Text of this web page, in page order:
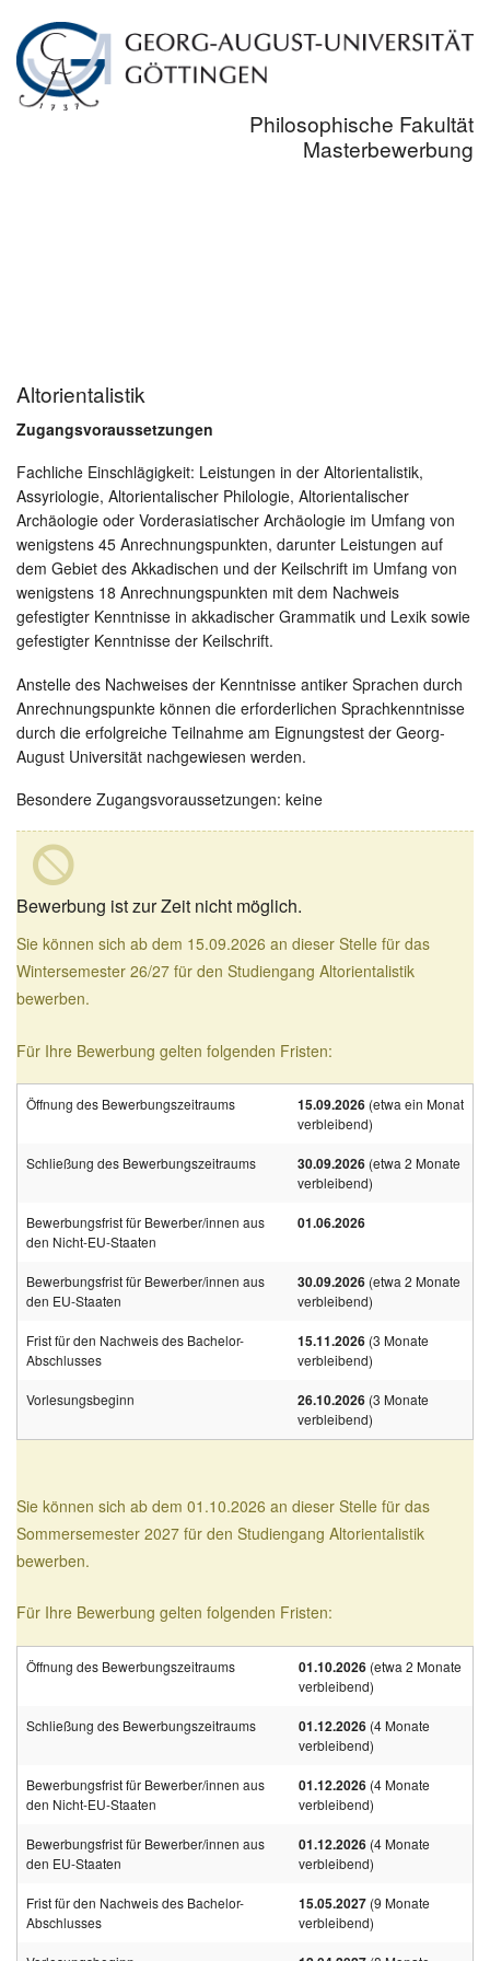
Philosophische Fakultät
Masterbewerbung
Altorientalistik
Zugangsvoraussetzungen
Fachliche Einschlägigkeit: Leistungen in der Altorientalistik,
Assyriologie, Altorientalischer Philologie, Altorientalischer
Archäologie oder Vorderasiatischer Archäologie im Umfang von
wenigstens 45 Anrechnungspunkten, darunter Leistungen auf
dem Gebiet des Akkadischen und der Keilschrift im Umfang von
wenigstens 18 Anrechnungspunkten mit dem Nachweis
gefestigter Kenntnisse in akkadischer Grammatik und Lexik sowie
gefestigter Kenntnisse der Keilschrift.
Anstelle des Nachweises der Kenntnisse antiker Sprachen durch
Anrechnungspunkte können die erforderlichen Sprachkenntnisse
durch die erfolgreiche Teilnahme am Eignungstest der Georg-
August Universität nachgewiesen werden.
Besondere Zugangsvoraussetzungen: keine
Bewerbung ist zur Zeit nicht möglich.
Sie können sich ab dem 15.09.2026 an dieser Stelle für das
Wintersemester 26/27 für den Studiengang Altorientalistik
bewerben.
Für Ihre Bewerbung gelten folgenden Fristen:
Öffnung des Bewerbungszeitraums 15.09.2026(etwa ein Monat
verbleibend)
Schließung des Bewerbungszeitraums 30.09.2026(etwa 2 Monate
verbleibend)
Bewerbungsfrist für Bewerber/innen aus
den Nicht-EU-Staaten
01.06.2026
Bewerbungsfrist für Bewerber/innen aus
den EU-Staaten
30.09.2026(etwa 2 Monate
verbleibend)
Frist für den Nachweis des Bachelor-
Abschlusses
15.11.2026(3 Monate
verbleibend)
Vorlesungsbeginn 26.10.2026(3 Monate
verbleibend)
Sie können sich ab dem 01.10.2026 an dieser Stelle für das
Sommersemester 2027 für den Studiengang Altorientalistik
bewerben.
Für Ihre Bewerbung gelten folgenden Fristen:
Öffnung des Bewerbungszeitraums 01.10.2026(etwa 2 Monate
verbleibend)
Schließung des Bewerbungszeitraums 01.12.2026(4 Monate
verbleibend)
Bewerbungsfrist für Bewerber/innen aus
den Nicht-EU-Staaten
01.12.2026(4 Monate
verbleibend)
Bewerbungsfrist für Bewerber/innen aus
den EU-Staaten
01.12.2026(4 Monate
verbleibend)
Frist für den Nachweis des Bachelor-
Abschlusses
15.05.2027(9 Monate
verbleibend)